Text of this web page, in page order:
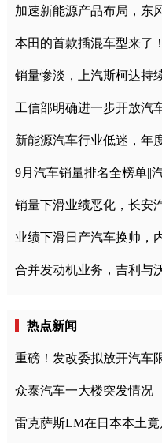
加速新能源产品布局，东
本田的首款插混车型来了
销量惨淡，上汽斯柯达持
工信部明确进一步开放汽
新能源汽车行业低迷，年
9月汽车销量排名全榜单||
销量下滑业绩恶化，长安
业绩下滑日产汽车换帅，
合并发动机业务，吉利与
热点新闻
重磅！发改委拟放开汽车
众泰汽车一大楼突发情况
雷克萨斯LM在日本本土竟